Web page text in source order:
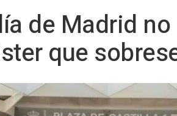
de Madrid
que